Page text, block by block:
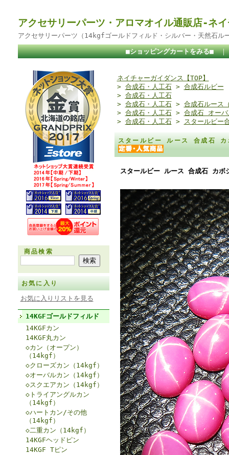
アクセサリーパーツ・アロマオイル通販店-ネ
アクセサリーパーツ（14kgfゴールドフィルド・シルバー・天然石ル
■ショッピングカートをみる■
商品検索
お気に入り
お気に入りリストを見る
14KGFゴールドフィルド
14KGFカン
14KGF丸カン
◇カン（オープン）
（14kgf）
◇クローズカン（14kgf）
◇オーバルカン（14kgf）
◇スクエアカン（14kgf）
◇トライアングルカン
（14kgf）
◇ハートカン/その他
（14kgf）
◇二重カン（14kgf）
14KGFヘッドピン
14KGF Tピン
ネイチャーガイダンス【TOP】
> 合成石・人工石> 合成石ルビー
> 合成石・人工石
> 合成石・人工石> 合成石ルース
> 合成石・人工石> 合成石 オーバ
> 合成石・人工石> スタールビー
スタールビー ルース 合成石
スタールビー ルース 合成石 カボ